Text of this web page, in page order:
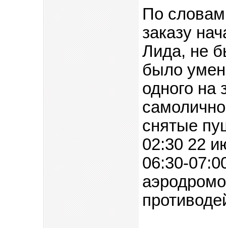
По
заказу
Лида, не
было
одного на
снятые
02:30 22
06:30-